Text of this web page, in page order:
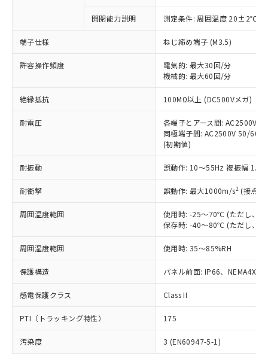
開閉能力説明 測定条件: 周囲温度 20±2℃、
端子仕様 ねじ締め端子 (M3.5)
許容操作頻度
電気的: 最大30回/分
機械的: 最大60回/分
絶縁抵抗 100MΩ以上 (DC500Vメガ)
耐電圧
各端子とアース間: AC2500V
同極端子間: AC2500V 50/
(初期値)
耐振動 誤動作: 10～55Hz 複振幅
耐衝撃 誤動作: 最大1000m/s2 (接点
周囲温度範囲
使用時: -25～70℃ (ただし、氷
保存時: -40～80℃ (ただし、氷
周囲湿度範囲 使用時: 35～85%RH
保護構造 パネル前面: IP66、NEMA4X,
感電保護クラス Class II
PTI（トラッキング特性） 175
汚染度 3 (EN60947-5-1)
以下の条件をお読みいただき、同意のうえ
本サービスは、当社制御機器事業取扱
商品の当社在庫状況および標準価格
(税抜)を提供させていただくもので
当社制御機器事業取扱商品の中には、
本サービスの対象外となる商品もある
ことをご了承ください。
在庫状況および標準価格照会結果は、
記載している更新日時点での社内デー
タに基づき作成されるものであり、閲
覧された時点での実際の在庫および標
準価格とは異なる場合があることをご
正式な納期状況および標準価格はお客
様のお取引先、またはお客様担当のオ
ムロン制御機器販売店・当社販売員に
オムロン制御機器販売店や当社販売拠
販売ネットワーク
」をご確認
ください。
在庫状況および標準価格結果を当社の
事前の承諾なく第三者に漏洩または開
示しないようお願いします。
マイパーツ機能（部品リスト作成サー
対応予定なし：EU RoHS指令（10物質）の
定はありません。
調査・確認中：EU RoHS指令（10物質）の
非含有の対応状況を調査中または確認中の
非該当品：ライセンス料など無形物で、有
害物質有無と関係のない商品です。
仕入先様の事情により、非含有部品として
いたものが、含有品と判明した場合などや
むを得ず変更することがあります。
鉛(Pb) 1000ppm以下、 水銀(Hg) 1000ppm以下、 カド
六価クロム(Cr(Ⅵ)) 1000ppm以下、ポリ臭化ビフェニル
類(PBB) 1000ppm以下、ポリ臭化ジフェニルエーテル類
(PBDE) 1000ppm以下、フタル酸ビス(2-エチルヘキシ
ル) (DEHP)(別名：DOP) 1000ppm以下、フタル酸ブチ
ルベンジル（BBP） 1000ppm以下、フタル酸ジブチル
（DBP） 1000ppm以下、フタル酸ジイソブチル
(DIBP) 1000ppm以下
但し、RoHS指令で産業用監視および制御機器に対する
フタル酸エステル類の４物質については閾値を超える意
図的な使用がないことを確認しています。
※2 対応予定月
部品在庫の切り替え状況などにより、予定
月が前後することがあります。
※1 中国RoHS○×表
「○」：最大均質材料含有率が中国RoHSの
基準値以下であることを示します。
「×」：最大均質材料含有率が中国RoHSの
基準値を超えていることを示します。
「－」：未確認です。当社販売部門へお問
Cr(Ⅵ)(六価クロム) : 1000ppm、 PBBs(ポリ臭化ビフェ
ニル類) : 1000ppm、 PBDEs(ポリ臭化ジフェニルエーテ
ル類) : 1000ppm、
DBP(フタル酸ジブチル) : 1000ppm、 DIBP(フタル酸ジ
イソブチル) : 1000ppm、 BBP(フタル酸ブチルベンジ
ル) : 1000ppm、
※2 環境保護使用期限
「ｅ」：有害物質（10物質）のすべてが基
準値以下であることを示します。
「10」：通常の使用状況下において有害物
質が外部に漏えいし、環境に深刻な影響を
当社は、これら貴社製品のうち、外国
為替および外国貿易法に定める商品
（以下｢規制貨物等」という）を輸出
または国外への提供する場合は、日本
国政府の輸出許可(または役務取引許
可)を取得するなどの必要な手続きを
当社は規制貨物を破棄する場合は、完
全に破砕するなど、違法に輸出されな
いよう必要な手段を講じます。
当社は貴社製品を、核兵器、ミサイ
ル、化学兵器、生物兵器またはその他
武器並びにこれらの製造装置等に一切
使用いたしません。
当社は、貴社製品を第三者に販売する
場合は、上記1、2および3の内容を当
該第三者に通知します。また当社は、
販売先および販売に係わる関係者が違
法に輸出するおそれがある場合は、取
○ 一定数以上の在庫あり
一定数には満たないが在庫あり
在庫なし(最新の在庫状況につ
いては、お客様のお取引先、ま
たはお客様担当のオムロン制御
機器販売店・当社販売員にご確
認ください)
受注生産機種、また在庫状況の